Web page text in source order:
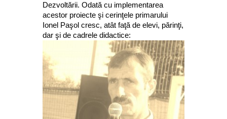
Dezvoltării. Odată cu implementarea
acestor proiecte şi cerinţele primarului
Ionel Paşol cresc, atât faţă de elevi, părinţi,
dar şi de cadrele didactice: